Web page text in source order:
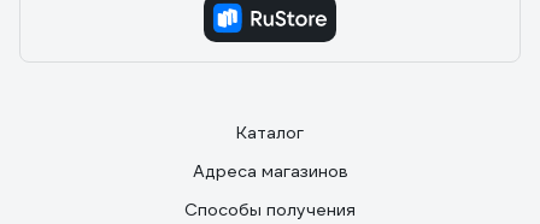
Каталог
Адреса магазинов
Способы получения